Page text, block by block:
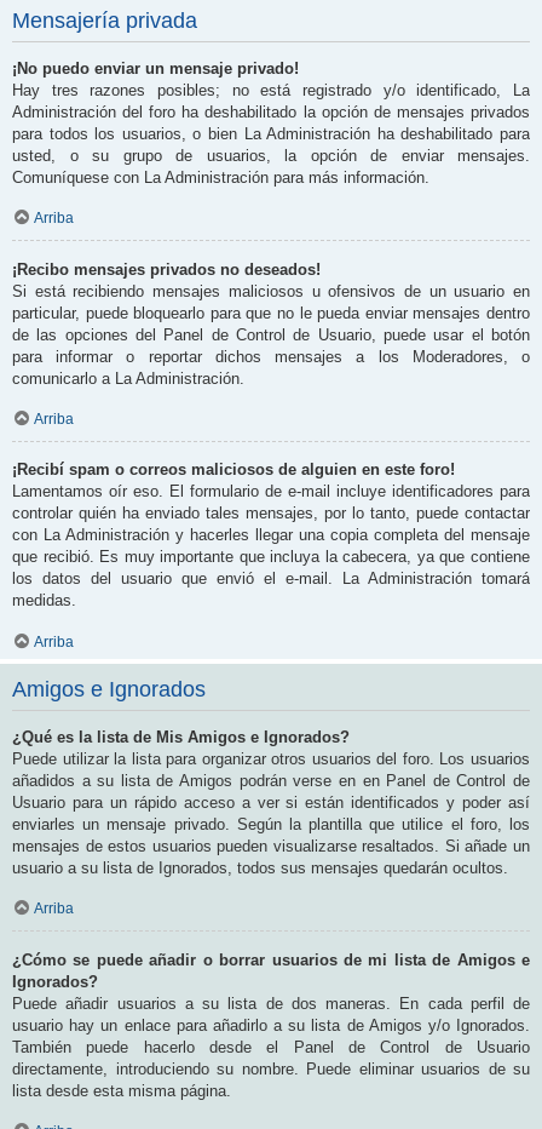
Mensajería privada
¡No puedo enviar un mensaje privado!
Hay tres razones posibles; no está registrado y/o identificado, La
Administración del foro ha deshabilitado la opción de mensajes privados
para todos los usuarios, o bien La Administración ha deshabilitado para
usted, o su grupo de usuarios, la opción de enviar mensajes.
Comuníquese con La Administración para más información.
Arriba
¡Recibo mensajes privados no deseados!
Si está recibiendo mensajes maliciosos u ofensivos de un usuario en
particular, puede bloquearlo para que no le pueda enviar mensajes dentro
de las opciones del Panel de Control de Usuario, puede usar el botón
para informar o reportar dichos mensajes a los Moderadores, o
comunicarlo a La Administración.
Arriba
¡Recibí spam o correos maliciosos de alguien en este foro!
Lamentamos oír eso. El formulario de e-mail incluye identificadores para
controlar quién ha enviado tales mensajes, por lo tanto, puede contactar
con La Administración y hacerles llegar una copia completa del mensaje
que recibió. Es muy importante que incluya la cabecera, ya que contiene
los datos del usuario que envió el e-mail. La Administración tomará
medidas.
Arriba
Amigos e Ignorados
¿Qué es la lista de Mis Amigos e Ignorados?
Puede utilizar la lista para organizar otros usuarios del foro. Los usuarios
añadidos a su lista de Amigos podrán verse en en Panel de Control de
Usuario para un rápido acceso a ver si están identificados y poder así
enviarles un mensaje privado. Según la plantilla que utilice el foro, los
mensajes de estos usuarios pueden visualizarse resaltados. Si añade un
usuario a su lista de Ignorados, todos sus mensajes quedarán ocultos.
Arriba
¿Cómo se puede añadir o borrar usuarios de mi lista de Amigos e
Ignorados?
Puede añadir usuarios a su lista de dos maneras. En cada perfil de
usuario hay un enlace para añadirlo a su lista de Amigos y/o Ignorados.
También puede hacerlo desde el Panel de Control de Usuario
directamente, introduciendo su nombre. Puede eliminar usuarios de su
lista desde esta misma página.